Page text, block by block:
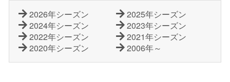
2026年シーズン
2025年シーズン
2024年シーズン
2023年シーズン
2022年シーズン
2021年シーズン
2020年シーズン
2006年～